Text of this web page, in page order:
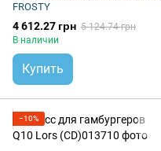
FROSTY
4 612.27 грн 5 124.74 грн
В наличии
Купить
−10%